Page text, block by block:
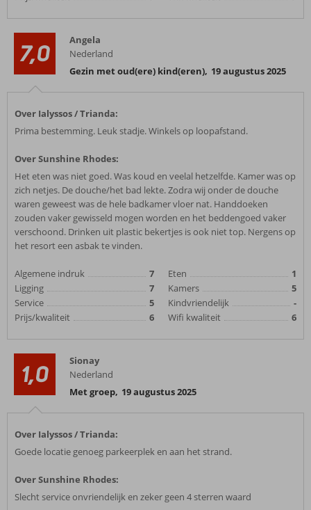
7,0
Angela
Nederland
Gezin met oud(ere) kind(eren), 19 augustus 2025
Over Ialyssos / Trianda:
Prima bestemming. Leuk stadje. Winkels op loopafstand.
Over Sunshine Rhodes:
Het eten was niet goed. Was koud en veelal hetzelfde. Kamer was op
zich netjes. De douche/het bad lekte. Zodra wij onder de douche
waren geweest was de hele badkamer vloer nat. Handdoeken
zouden vaker gewisseld mogen worden en het beddengoed vaker
verschoond. Drinken uit plastic bekertjes is ook niet top. Nergens op
het resort een asbak te vinden.
Algemene indruk
7
Ligging
7
Service
5
Prijs/kwaliteit
6
Eten
1
Kamers
5
Kindvriendelijk
-
Wifi kwaliteit
6
1,0
Sionay
Nederland
Met groep, 19 augustus 2025
Over Ialyssos / Trianda:
Goede locatie genoeg parkeerplek en aan het strand.
Over Sunshine Rhodes:
Slecht service onvriendelijk en zeker geen 4 sterren waard